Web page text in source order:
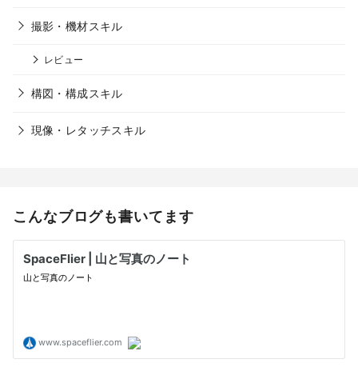
撮影・機材スキル
レビュー
構図・構成スキル
現像・レタッチスキル
こんなブログも書いてます